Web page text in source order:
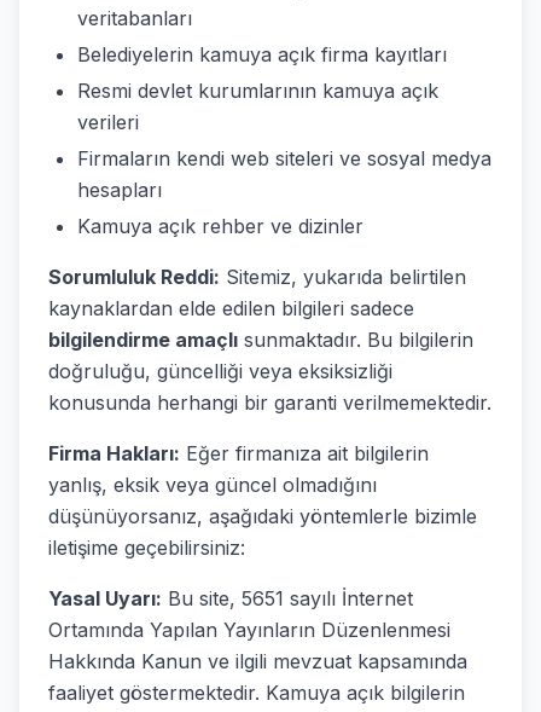
veritabanları
Belediyelerin kamuya açık firma kayıtları
Resmi devlet kurumlarının kamuya açık
verileri
Firmaların kendi web siteleri ve sosyal medya
hesapları
Kamuya açık rehber ve dizinler
Sorumluluk Reddi: Sitemiz, yukarıda belirtilen
kaynaklardan elde edilen bilgileri sadece
bilgilendirme amaçlı sunmaktadır. Bu bilgilerin
doğruluğu, güncelliği veya eksiksizliği
konusunda herhangi bir garanti verilmemektedir.
Firma Hakları: Eğer firmanıza ait bilgilerin
yanlış, eksik veya güncel olmadığını
düşünüyorsanız, aşağıdaki yöntemlerle bizimle
iletişime geçebilirsiniz:
Yasal Uyarı: Bu site, 5651 sayılı İnternet
Ortamında Yapılan Yayınların Düzenlenmesi
Hakkında Kanun ve ilgili mevzuat kapsamında
faaliyet göstermektedir. Kamuya açık bilgilerin